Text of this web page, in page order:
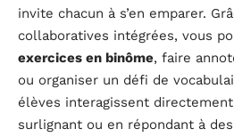
invite chacun à s’en emparer.
collaboratives intégrées, vous
exercices en binôme, faire
ou organiser un défi de
élèves interagissent
surlignant ou en répondant à